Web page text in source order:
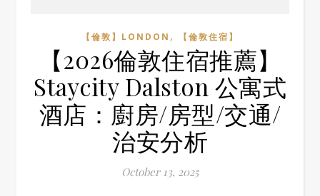
【倫敦】LONDON , 【倫敦住宿】
【2026倫敦住宿推薦】
Staycity Dalston 公寓式
酒店：廚房/房型/交通/
治安分析
October 13, 2025